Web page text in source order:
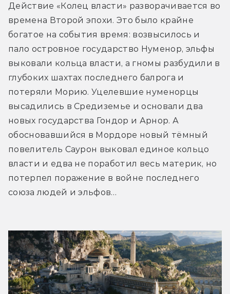
Действие «Колец власти» разворачивается во
времена Второй эпохи. Это было крайне
богатое на события время: возвысилось и
пало островное государство Нуменор, эльфы
выковали кольца власти, а гномы разбудили в
глубоких шахтах последнего балрога и
потеряли Морию. Уцелевшие нуменорцы
высадились в Средиземье и основали два
новых государства Гондор и Арнор. А
обосновавшийся в Мордоре новый тёмный
повелитель Саурон выковал единое кольцо
власти и едва не поработил весь материк, но
потерпел поражение в войне последнего
союза людей и эльфов…